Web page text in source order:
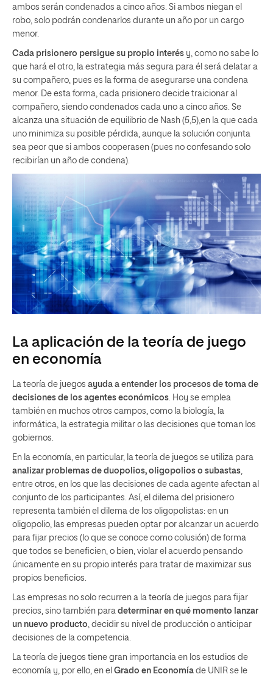
ambos serán condenados a cinco años. Si ambos niegan el
robo, solo podrán condenarlos durante un año por un cargo
menor.
Cada prisionero persigue su propio interés y, como no sabe lo
que hará el otro, la estrategia más segura para él será delatar a
su compañero, pues es la forma de asegurarse una condena
menor. De esta forma, cada prisionero decide traicionar al
compañero, siendo condenados cada uno a cinco años. Se
alcanza una situación de equilibrio de Nash (5,5),en la que cada
uno minimiza su posible pérdida, aunque la solución conjunta
sea peor que si ambos cooperasen (pues no confesando solo
recibirían un año de condena).
La aplicación de la teoría de juego
en economía
La teoría de juegos ayuda a entender los procesos de toma de
decisiones de los agentes económicos . Hoy se emplea
también en muchos otros campos, como la biología, la
informática, la estrategia militar o las decisiones que toman los
gobiernos.
En la economía, en particular, la teoría de juegos se utiliza para
analizar problemas de duopolios, oligopolios o subastas
entre otros, en los que las decisiones de cada agente afectan al
conjunto de los participantes. Así, el dilema del prisionero
representa también el dilema de los oligopolistas: en un
oligopolio, las empresas pueden optar por alcanzar un acuerdo
para fijar precios (lo que se conoce como colusión) de forma
que todos se beneficien, o bien, violar el acuerdo pensando
únicamente en su propio interés para tratar de maximizar sus
propios beneficios.
Las empresas no solo recurren a la teoría de juegos para fijar
precios, sino también para determinar en qué momento lanzar
un nuevo producto , decidir su nivel de producción o anticipar
decisiones de la competencia.
La teoría de juegos tiene gran importancia en los estudios de
economía y, por ello, en el Grado en Economía de UNIR se le